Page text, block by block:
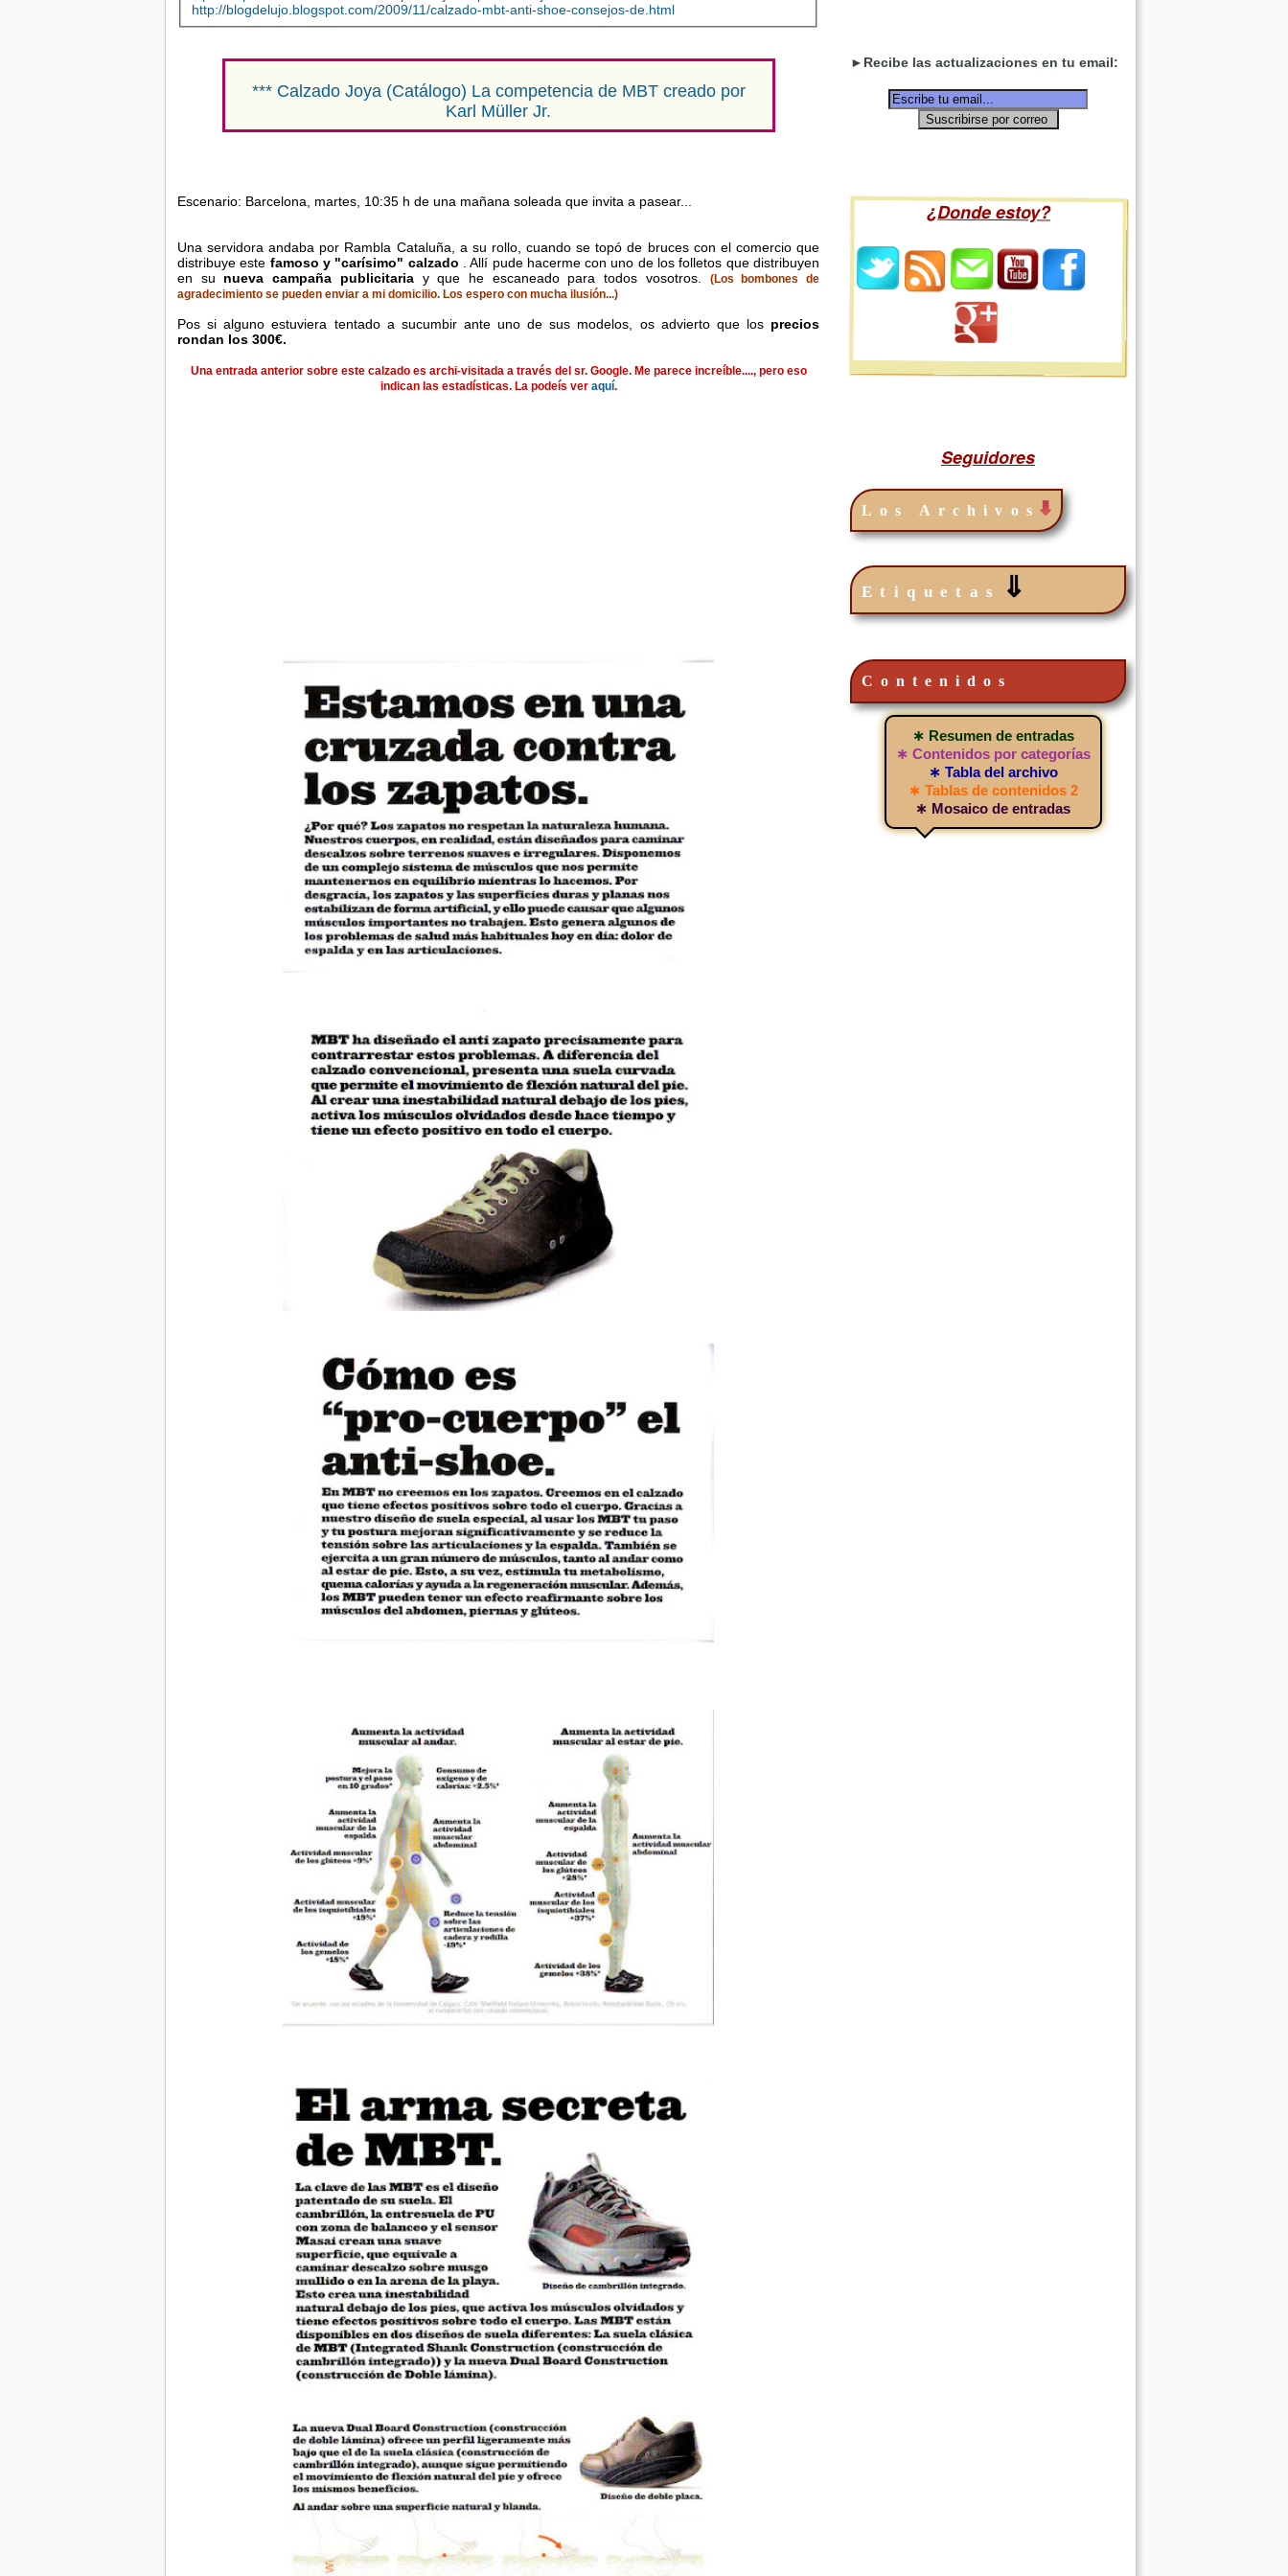
http://blogdelujo.blogspot.com/2009/11/calzado-mbt-anti-shoe-consejos-de.html
*** Calzado Joya (Catálogo) La competencia de MBT creado por
Karl Müller Jr.
Escenario: Barcelona, martes, 10:35 h de una mañana soleada que invita a pasear...
Una servidora andaba por Rambla Cataluña, a su rollo, cuando se topó de bruces con el comercio que
distribuye este famoso y "carísimo" calzado . Allí pude hacerme con uno de los folletos que distribuyen
en su nueva campaña publicitaria y que he escaneado para todos vosotros.
(Los bombones de
agradecimiento se pueden enviar a mi domicilio. Los espero con mucha ilusión...)
Pos si alguno estuviera tentado a sucumbir ante uno de sus modelos, os advierto que losprecios
rondan los 300€.
Una entrada anterior sobre este calzado es archi-visitada a través del sr. Google. Me parece increíble...., pero eso
indican las estadísticas. La podeís ver aquí.
►Recibe las actualizaciones en tu email:
¿Donde estoy?
Seguidores
Los Archivos
Etiquetas ⇓
Contenidos
∗ Resumen de entradas
∗ Contenidos por categorías
∗ Tabla del archivo
∗ Tablas de contenidos 2
∗ Mosaico de entradas